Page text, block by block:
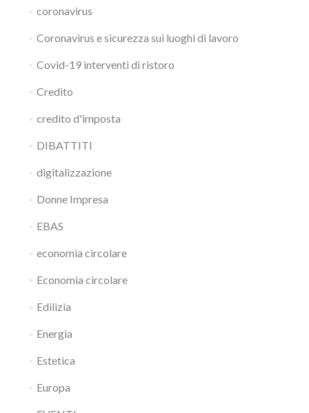
coronavirus
Coronavirus e sicurezza sui luoghi di lavoro
Covid-19 interventi di ristoro
Credito
credito d'imposta
DIBATTITI
digitalizzazione
Donne Impresa
EBAS
economia circolare
Economia circolare
Edilizia
Energia
Estetica
Europa